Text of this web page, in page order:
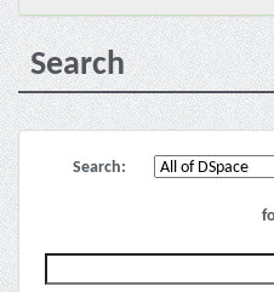
Search
Search: